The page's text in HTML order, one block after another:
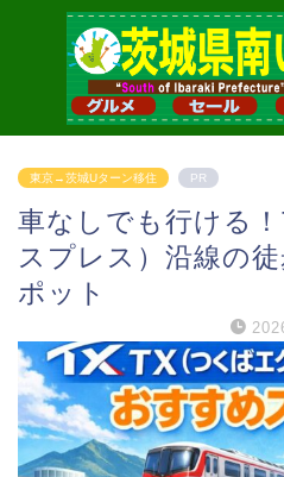
東京→茨城Uターン移住 PR
車なしでも行ける
スプレス）沿線の
ポット